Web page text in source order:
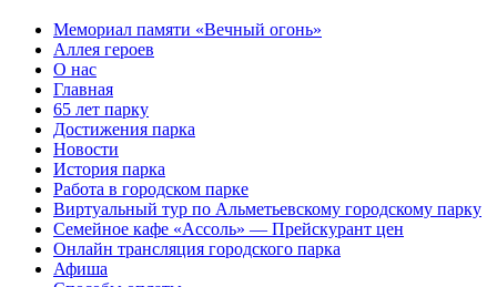
Мемориал памяти «Вечный огонь»
Аллея героев
О нас
Главная
65 лет парку
Достижения парка
Новости
История парка
Работа в городском парке
Виртуальный тур по Альметьевскому городскому парку
Семейное кафе «Ассоль» — Прейскурант цен
Онлайн трансляция городского парка
Афиша